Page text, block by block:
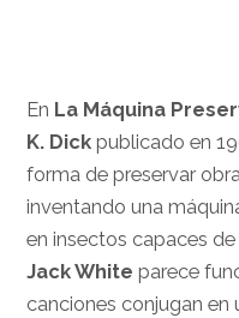
En La Máquina
K. Dick publicado en
forma de preservar
inventando una
en insectos capaces
Jack Whiteparece
canciones conjugan